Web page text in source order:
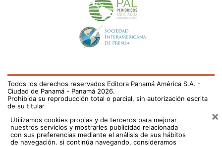
Todos los derechos reservados Editora Panamá América S.A. -
Ciudad de Panamá - Panamá 2026.
Prohibida su reproducción total o parcial, sin autorización escrita
de su titular
Utilizamos cookies propias y de terceros para mejorar
nuestros servicios y mostrarles publicidad relacionada
con sus preferencias mediante el análisis de sus hábitos
de navegación. si continúa navegando, consideramos
×